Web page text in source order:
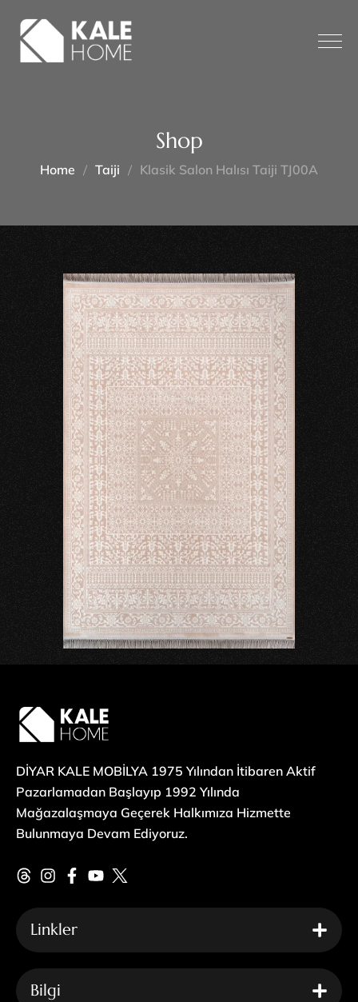
Shop
Home Taiji Klasik Salon Halısı Taiji TJ00A
DİYAR KALE MOBİLYA 1975 Yılından İtibaren Aktif
Pazarlamadan Başlayıp 1992 Yılında
Mağazalaşmaya Geçerek Halkımıza Hizmette
Bulunmaya Devam Ediyoruz.
Linkler
Bilgi